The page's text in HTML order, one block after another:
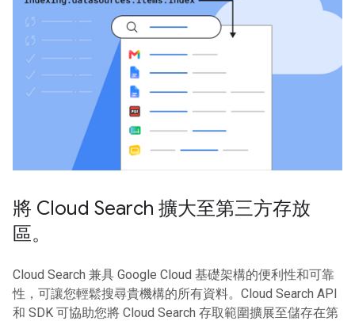
將 Cloud Search 擴大至第三方存放
區。
Cloud Search 兼具 Google Cloud 基礎架構的便利性和可靠
性，可讓您輕鬆搜尋貴機構的所有資料。Cloud Search API
和 SDK 可協助您將 Cloud Search 存取範圍擴展至儲存在第